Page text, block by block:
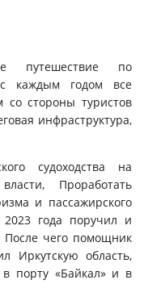
путешествие по
с каждым годом все
стороны туристов
инфраструктура,
судоходства на
Проработать
и пассажирского
2023 года поручил и
После чего помощник
Иркутскую область,
порту «Байкал» и в